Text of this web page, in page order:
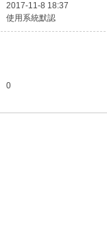
2017-11-8 18:37
使用系統默認
0